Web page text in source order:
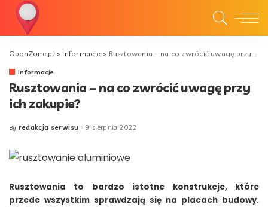
OpenZone.pl> Informacje> Rusztowania – na co zwrócić uwagę przy ich zakupie?
Informacje
Rusztowania – na co zwrócić uwagę przy
ich zakupie?
Posted
By redakcja serwisu 9 sierpnia 2022
Rusztowania to bardzo istotne konstrukcje, które
przede wszystkim sprawdzają się na placach budowy.